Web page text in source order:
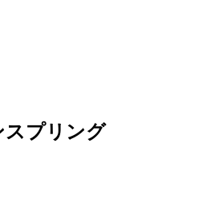
スプリング